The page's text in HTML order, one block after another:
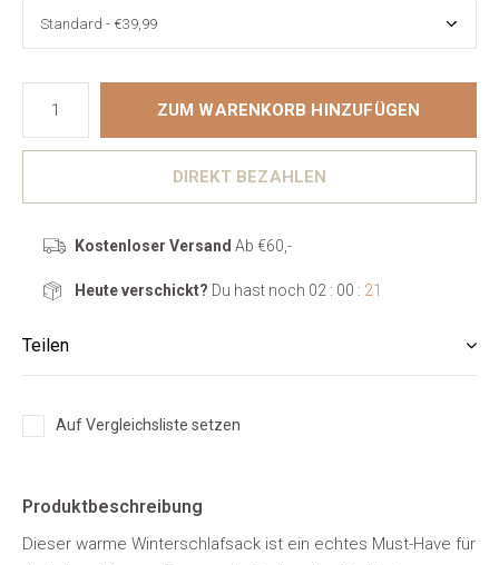
ZUM WARENKORB HINZUFÜGEN
DIREKT BEZAHLEN
Kostenloser Versand Ab €60,-
Heute verschickt? Du hast noch 02 : 00 : 20
Teilen
Auf Vergleichsliste setzen
Produktbeschreibung
Dieser warme Winterschlafsack ist ein echtes Must-Have für